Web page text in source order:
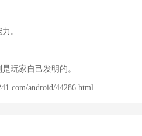
。
玩家自己发明的。
android/44286.html.